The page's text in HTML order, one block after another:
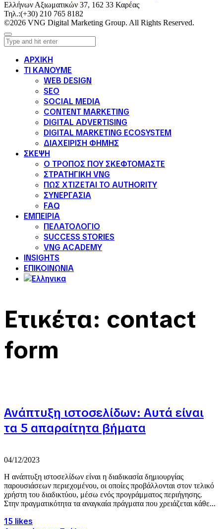
Ελλήνων Αξιωματικών 37, 162 33 Καρέας
Τηλ.:(+30) 210 765 8182
©2026 VNG Digital Marketing Group. All Rights Reserved.
ΑΡΧΙΚΗ
ΤΙ ΚΑΝΟΥΜΕ
WEB DESIGN
SEO
SOCIAL MEDIA
CONTENT MARKETING
DIGITAL ADVERTISING
DIGITAL MARKETING ECOSYSTEM
ΔΙΑΧΕΙΡΙΣΗ ΦΗΜΗΣ
ΣΚΕΨΗ
Ο ΤΡΟΠΟΣ ΠΟΥ ΣΚΕΦΤΟΜΑΣΤΕ
ΣΤΡΑΤΗΓΙΚΗ VNG
ΠΩΣ ΧΤΙΖΕΤΑΙ ΤΟ AUTHORITY
ΣΥΝΕΡΓΑΣΙΑ
FAQ
ΕΜΠΕΙΡΙΑ
ΠΕΛΑΤΟΛΟΓΙΟ
SUCCESS STORIES
VNG ACADEMY
INSIGHTS
ΕΠΙΚΟΙΝΩΝΙΑ
Ετικέτα: contact
form
Ανάπτυξη ιστοσελίδων: Αυτά είναι
τα 5 απαραίτητα βήματα
04/12/2023
Η ανάπτυξη ιστοσελίδων είναι η διαδικασία δημιουργίας
παρουσιάσεων περιεχομένου, οι οποίες προβάλλονται στον τελικό
χρήστη του διαδικτύου, μέσω ενός προγράμματος περιήγησης.
Στην πραγματικότητα τα αναγκαία πράγματα που χρειάζεται κάθε...
15 likes